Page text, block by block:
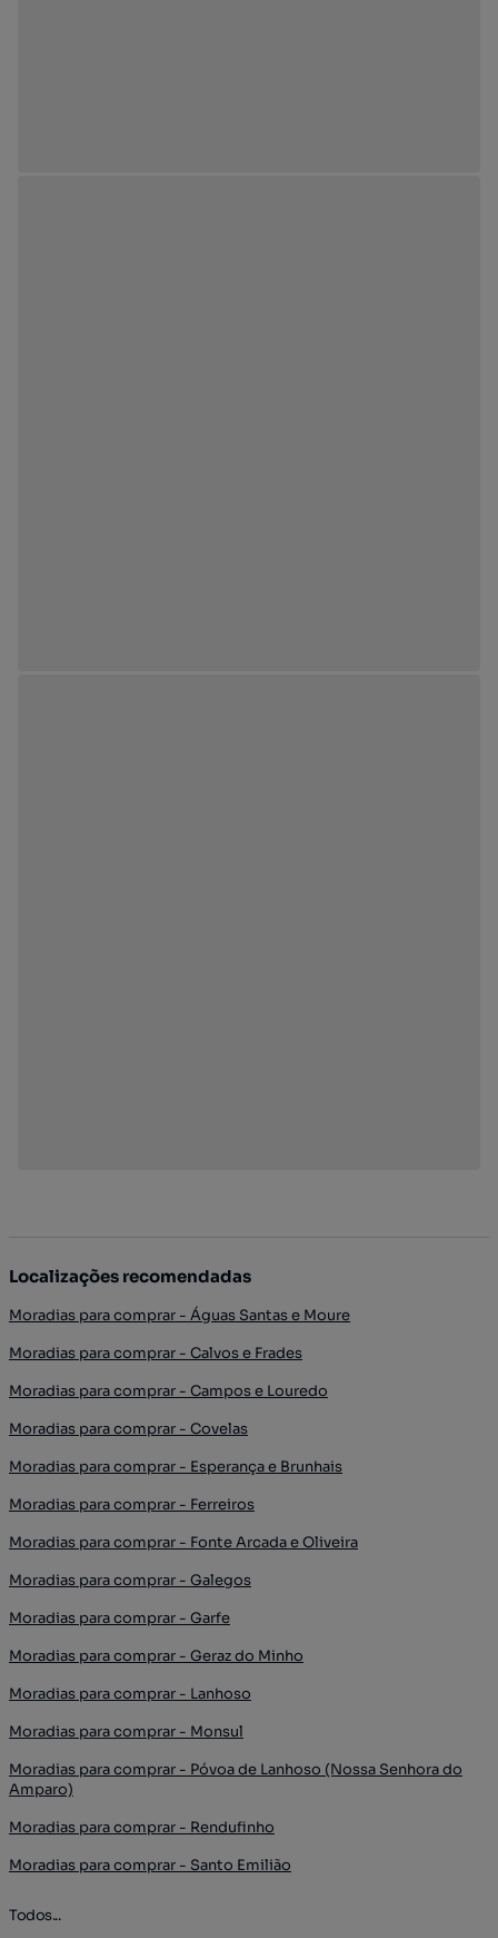
Localizações recomendadas
Moradias para comprar - Águas Santas e Moure
Moradias para comprar - Calvos e Frades
Moradias para comprar - Campos e Louredo
Moradias para comprar - Covelas
Moradias para comprar - Esperança e Brunhais
Moradias para comprar - Ferreiros
Moradias para comprar - Fonte Arcada e Oliveira
Moradias para comprar - Galegos
Moradias para comprar - Garfe
Moradias para comprar - Geraz do Minho
Moradias para comprar - Lanhoso
Moradias para comprar - Monsul
Moradias para comprar - Póvoa de Lanhoso (Nossa Senhora do
Amparo)
Moradias para comprar - Rendufinho
Moradias para comprar - Santo Emilião
Todos...